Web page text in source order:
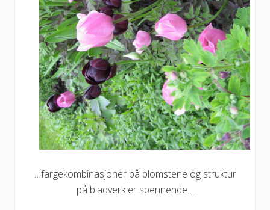
…fargekombinasjoner på blomstene og struktur
på bladverk er spennende…